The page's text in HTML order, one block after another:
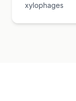
xylophages